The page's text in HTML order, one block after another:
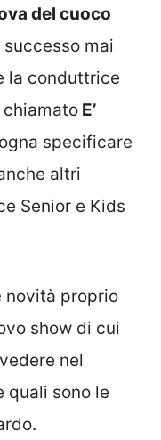
del cuoco
mai
la conduttrice
E’
specificare
altri
Senior e Kids
novità proprio
show di cui
nel
quali sono le